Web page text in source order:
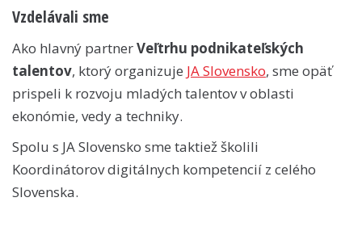
Vzdelávali sme
Ako hlavný partnerVeľtrhu podnikateľských
talentov, ktorý organizuje JA Slovensko, sme opäť
prispeli k rozvoju mladých talentov v oblasti
ekonómie, vedy a techniky.
Spolu s JA Slovensko sme taktiež školili
Koordinátorov digitálnych kompetencií z celého
Slovenska.